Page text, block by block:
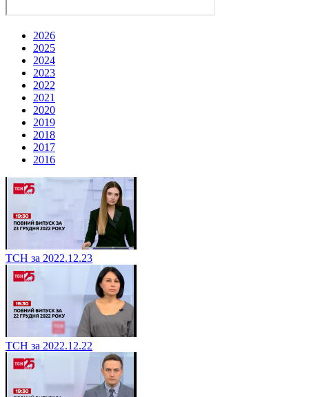
2026
2025
2024
2023
2022
2021
2020
2019
2018
2017
2016
ТСН за 2022.12.23
ТСН за 2022.12.22